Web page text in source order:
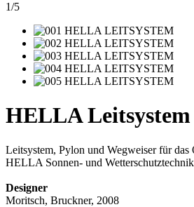
1/5
HELLA Leitsystem
Leitsystem, Pylon und Wegweiser für das
HELLA Sonnen- und
Designer
Moritsch, Bruckner, 2008